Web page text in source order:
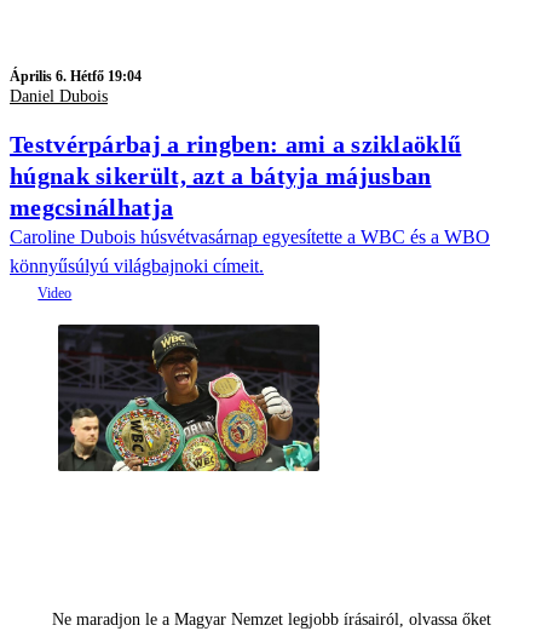
Április 6. Hétfő 19:04
Daniel Dubois
Testvérpárbaj a ringben: ami a sziklaöklű
húgnak sikerült, azt a bátyja májusban
megcsinálhatja
Caroline Dubois húsvétvasárnap egyesítette a WBC és a WBO
könnyűsúlyú világbajnoki címeit.
Ne maradjon le a Magyar Nemzet legjobb írásairól, olvassa őket